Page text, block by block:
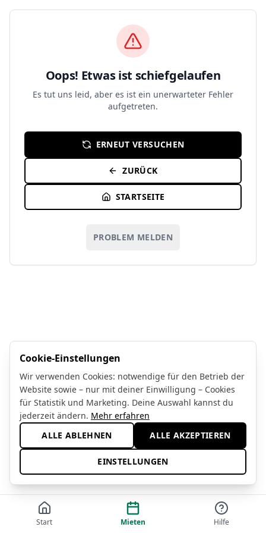
Zum Hauptinhalt springen
Oops! Etwas ist schiefgelaufen
Es tut uns leid, aber es ist ein unerwarteter Fehler
aufgetreten.
ERNEUT VERSUCHEN
ZURÜCK
STARTSEITE
PROBLEM MELDEN
Start Mieten Hilfe
Cookie-Einstellungen
Wir verwenden Cookies: notwendige für den Betrieb der
Website sowie – nur mit deiner Einwilligung – Cookies
für Statistik und Marketing. Deine Auswahl kannst du
jederzeit ändern. Mehr erfahren
ALLE ABLEHNEN
ALLE AKZEPTIEREN
EINSTELLUNGEN